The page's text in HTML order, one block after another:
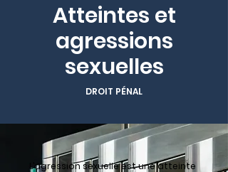
Atteintes et
agressions
sexuelles
DROIT PÉNAL
L’agression sexuelle est une atteinte